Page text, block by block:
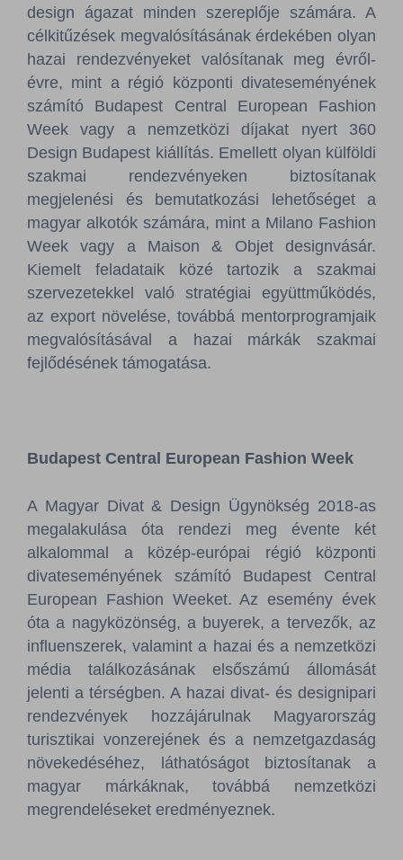
design ágazat minden szereplője számára. A
célkitűzések megvalósításának érdekében olyan
hazai rendezvényeket valósítanak meg évről-
évre, mint a régió központi divateseményének
számító Budapest Central European Fashion
Week vagy a nemzetközi díjakat nyert 360
Design Budapest kiállítás. Emellett olyan külföldi
szakmai rendezvényeken biztosítanak
megjelenési és bemutatkozási lehetőséget a
magyar alkotók számára, mint a Milano Fashion
Week vagy a Maison & Objet designvásár.
Kiemelt feladataik közé tartozik a szakmai
szervezetekkel való stratégiai együttműködés,
az export növelése, továbbá mentorprogramjaik
megvalósításával a hazai márkák szakmai
fejlődésének támogatása.
Budapest Central European Fashion Week
A Magyar Divat & Design Ügynökség 2018-as
megalakulása óta rendezi meg évente két
alkalommal a közép-európai régió központi
divateseményének számító Budapest Central
European Fashion Weeket. Az esemény évek
óta a nagyközönség, a buyerek, a tervezők, az
influenszerek, valamint a hazai és a nemzetközi
média találkozásának elsőszámú állomását
jelenti a térségben. A hazai divat- és designipari
rendezvények hozzájárulnak Magyarország
turisztikai vonzerejének és a nemzetgazdaság
növekedéséhez, láthatóságot biztosítanak a
magyar márkáknak, továbbá nemzetközi
megrendeléseket eredményeznek.